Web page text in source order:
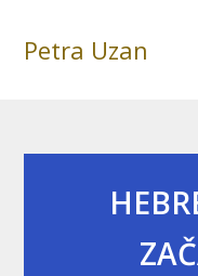
Petra Uzan